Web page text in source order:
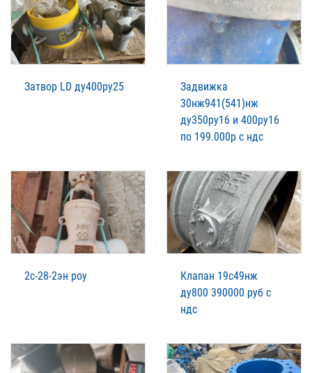
Затвор LD ду400ру25
Задвижка
30нж941(541)нж
ду350ру16 и 400ру16
по 199.000р с ндс
2с-28-2эн роу
Клапан 19с49нж
ду800 390000 руб с
ндс